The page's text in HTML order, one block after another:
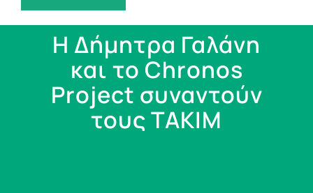
Η Δήμητρα Γαλάνη
και το Chronos
Project συναντούν
τους ΤΑΚΙΜ